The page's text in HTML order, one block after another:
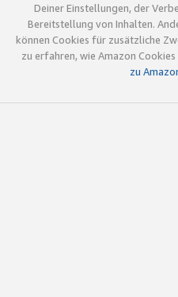
Deiner Einstellungen, der
Bereitstellung von Inhalten.
können Cookies für zusätzliche
zu erfahren, wie Amazon
zu